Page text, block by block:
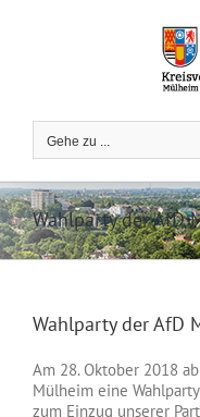
Gehe zu ...
Wahlparty der AfD
Wahlparty der AfD
Am 28. Oktober 2018
Mülheim eine
zum Einzug unserer